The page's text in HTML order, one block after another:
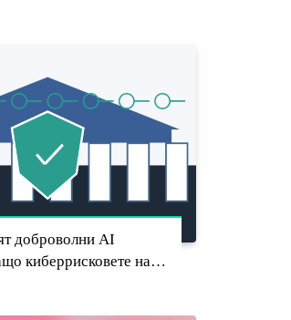
бутонът и новият
доброволни AI
киберрисковете на
политически